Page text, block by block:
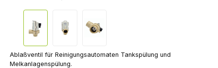
Ablaßventil für Reinigungsautomaten Tankspülung und
Melkanlagenspülung.